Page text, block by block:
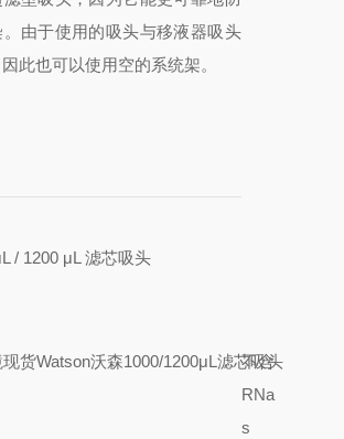
。由于使用的吸头与移液器吸头
此也可以使用空的系统架。
/ 1200 μL 滤芯吸头
不含
RNa
s